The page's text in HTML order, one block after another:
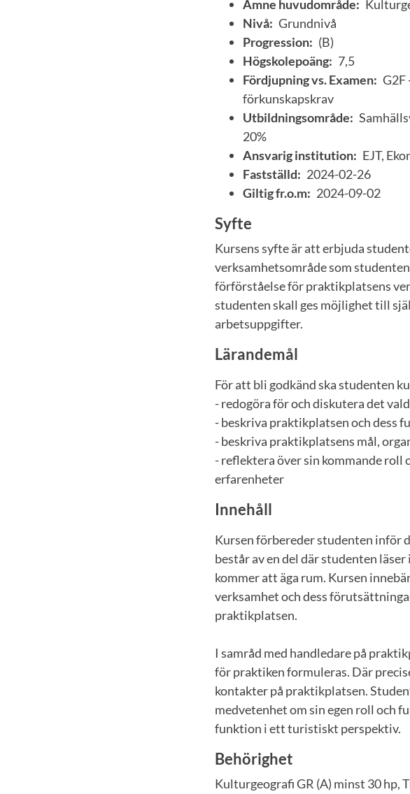
Ämne huvudområde:
Nivå: Grundnivå
Progression: (B)
Högskolepoäng: 7,5
Fördjupning vs. Examen: G2F
förkunskapskrav
Utbildningsområde:
20%
Ansvarig institution: EJT,
Fastställd: 2024-02-26
Giltig fr.o.m: 2024-09-02
Syfte
Kursens syfte är att erbjuda
verksamhetsområde som
förförståelse för praktikplatsens
studenten skall ges möjlighet till
arbetsuppgifter.
Lärandemål
För att bli godkänd ska studenten
- redogöra för och diskutera det
- beskriva praktikplatsen och
- beskriva praktikplatsens mål,
- reflektera över sin kommande roll
erfarenheter
Innehåll
Kursen förbereder studenten inför
består av en del där studenten
kommer att äga rum. Kursen
verksamhet och dess
praktikplatsen.
I samråd med handledare på
för praktiken formuleras. Där
kontakter på praktikplatsen.
medvetenhet om sin egen roll och
funktion i ett turistiskt perspektiv.
Behörighet
Kulturgeografi GR (A) minst 30 hp,